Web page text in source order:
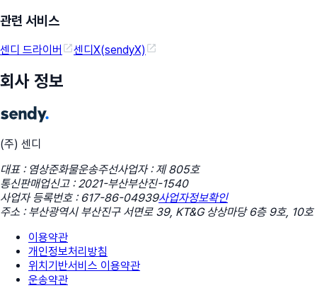
관련 서비스
센디 드라이버 센디X(sendyX)
회사 정보
(주) 센디
대표 : 염상준화물운송주선사업자 : 제 805호
통신판매업신고 : 2021-부산부산진-1540
사업자 등록번호 : 617-86-04939사업자정보확인
주소 : 부산광역시 부산진구 서면로 39, KT&G 상상마당 6층 9호, 10호
이용약관
개인정보처리방침
위치기반서비스 이용약관
운송약관